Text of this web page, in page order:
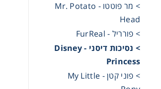
> מר פוטטו - Mr. Potato
Head
> פורריל - FurReal
> נסיכות דיסני - Disney
Princess
> פוני קטן - My Little